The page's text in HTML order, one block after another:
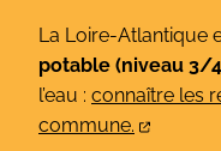
contenu
La Loire-Atlantique
potable (niveau 3/
l’eau : connaître les
commune.